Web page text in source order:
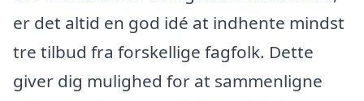
er det altid en god idé at indhente mindst
tre tilbud fra forskellige fagfolk. Dette
giver dig mulighed for at sammenligne